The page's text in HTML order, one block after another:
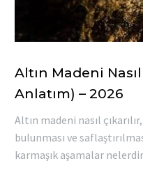
Altın Madeni
Anlatım) – 2026
Altın madeni nasıl
bulunması ve
karmaşık aşamalar